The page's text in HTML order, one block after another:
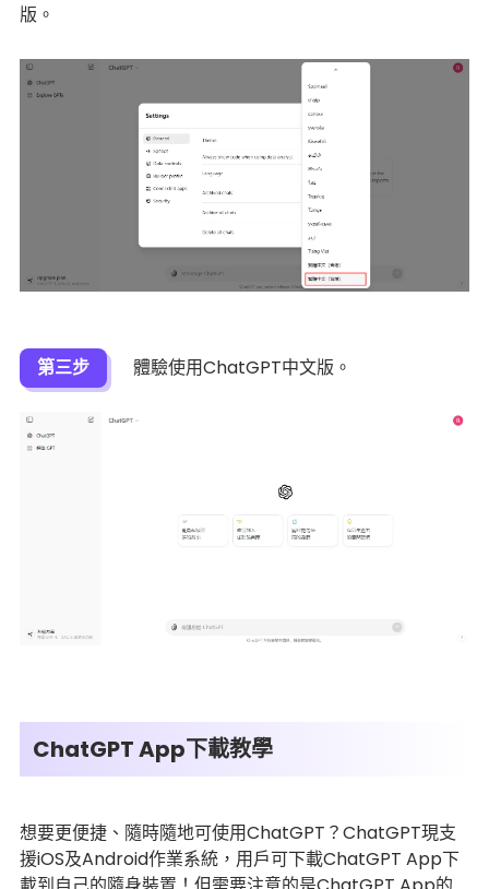
版。
第三步 體驗使用ChatGPT中文版。
ChatGPT App下載教學
想要更便捷、隨時隨地可使用ChatGPT？ChatGPT現支
援iOS及Android作業系統，用戶可下載ChatGPT App下